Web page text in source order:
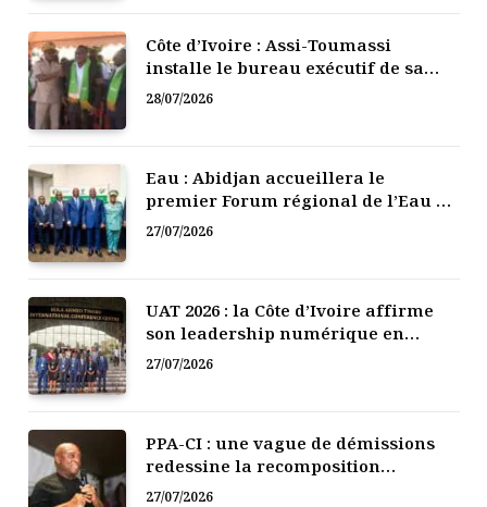
Côte d’Ivoire : Assi-Toumassi
installe le bureau exécutif de sa
mutuelle de développement
28/07/2026
Eau : Abidjan accueillera le
premier Forum régional de l’Eau de
l’Afrique de l’Ouest
27/07/2026
UAT 2026 : la Côte d’Ivoire affirme
son leadership numérique en
Afrique
27/07/2026
PPA-CI : une vague de démissions
redessine la recomposition
politique
27/07/2026